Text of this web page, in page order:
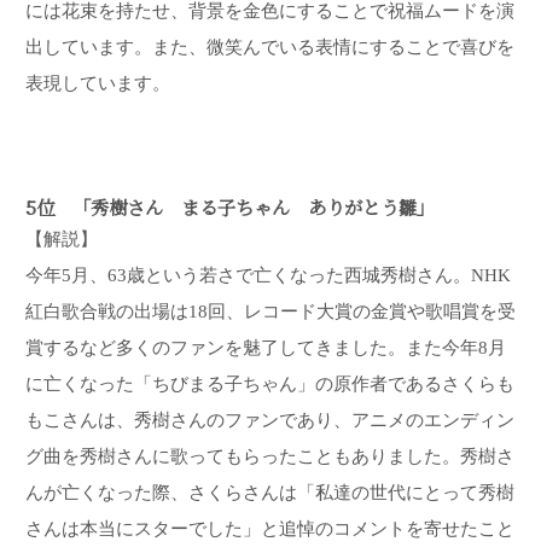
には花束を持たせ、背景を金色にすることで祝福ムードを演
出しています。また、微笑んでいる表情にすることで喜びを
表現しています。
5位 「秀樹さん まる子ちゃん ありがとう雛」
【解説】
今年5月、63歳という若さで亡くなった西城秀樹さん。NHK
紅白歌合戦の出場は18回、レコード大賞の金賞や歌唱賞を受
賞するなど多くのファンを魅了してきました。また今年8月
に亡くなった「ちびまる子ちゃん」の原作者であるさくらも
もこさんは、秀樹さんのファンであり、アニメのエンディン
グ曲を秀樹さんに歌ってもらったこともありました。秀樹さ
んが亡くなった際、さくらさんは「私達の世代にとって秀樹
さんは本当にスターでした」と追悼のコメントを寄せたこと